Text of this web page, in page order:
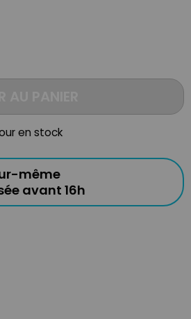
en stock
même
avant 16h